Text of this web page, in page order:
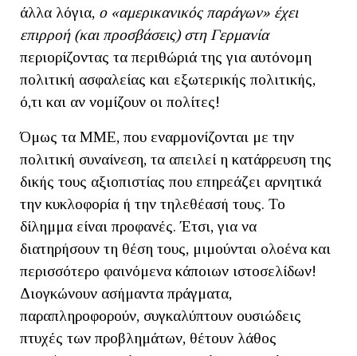
άλλα λόγια, ο «αμερικανικός παράγων» έχει
επιρροή (και προσβάσεις) στη Γερμανία
περιορίζοντας τα περιθώριά της για αυτόνομη
πολιτική ασφαλείας και εξωτερικής πολιτικής,
ό,τι και αν νομίζουν οι πολίτες!
Όμως τα ΜΜΕ, που εναρμονίζονται με την
πολιτική συναίνεση, τα απειλεί η κατάρρευση της
δικής τους αξιοπιστίας που επηρεάζει αρνητικά
την κυκλοφορία ή την τηλεθέασή τους. Το
δίλημμα είναι προφανές. Έτσι, για να
διατηρήσουν τη θέση τους, μιμούνται ολοένα και
περισσότερο φαινόμενα κάποιων ιστοσελίδων!
Διογκώνουν ασήμαντα πράγματα,
παραπληροφορούν, συγκαλύπτουν ουσιώδεις
πτυχές των προβλημάτων, θέτουν λάθος